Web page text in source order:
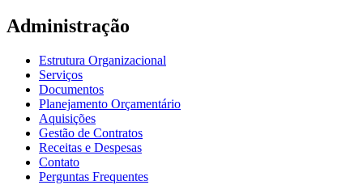
Administração
Estrutura Organizacional
Serviços
Documentos
Planejamento Orçamentário
Aquisições
Gestão de Contratos
Receitas e Despesas
Contato
Perguntas Frequentes